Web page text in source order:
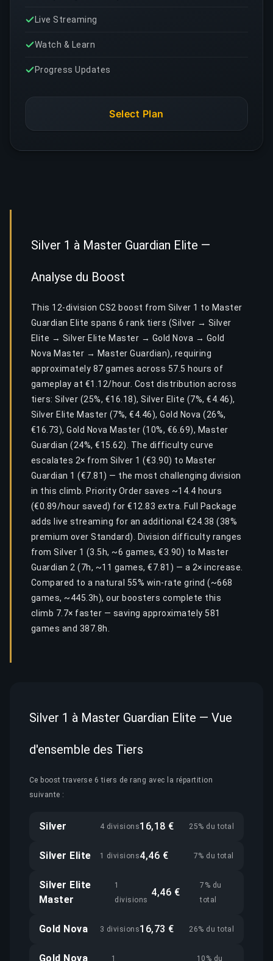
Live Streaming
Watch & Learn
Progress Updates
Select Plan
Silver 1 à Master Guardian Elite —
Analyse du Boost
This 12-division CS2 boost from Silver 1 to Master
Guardian Elite spans 6 rank tiers (Silver → Silver
Elite → Silver Elite Master → Gold Nova → Gold
Nova Master → Master Guardian), requiring
approximately 87 games across 57.5 hours of
gameplay at €1.12/hour. Cost distribution across
tiers: Silver (25%, €16.18), Silver Elite (7%, €4.46),
Silver Elite Master (7%, €4.46), Gold Nova (26%,
€16.73), Gold Nova Master (10%, €6.69), Master
Guardian (24%, €15.62). The difficulty curve
escalates 2× from Silver 1 (€3.90) to Master
Guardian 1 (€7.81) — the most challenging division
in this climb. Priority Order saves ~14.4 hours
(€0.89/hour saved) for €12.83 extra. Full Package
adds live streaming for an additional €24.38 (38%
premium over Standard). Division difficulty ranges
from Silver 1 (3.5h, ~6 games, €3.90) to Master
Guardian 2 (7h, ~11 games, €7.81) — a 2× increase.
Compared to a natural 55% win-rate grind (~668
games, ~445.3h), our boosters complete this
climb 7.7× faster — saving approximately 581
games and 387.8h.
Silver 1 à Master Guardian Elite — Vue
d'ensemble des Tiers
Ce boost traverse 6 tiers de rang avec la répartition
suivante :
Silver 4 divisions16,18 € 25% du total
Silver Elite 1 divisions4,46 € 7% du total
Silver Elite
Master
1
divisions
4,46 €
7% du
total
Gold Nova 3 divisions16,73 € 26% du total
Gold Nova 1 10% du